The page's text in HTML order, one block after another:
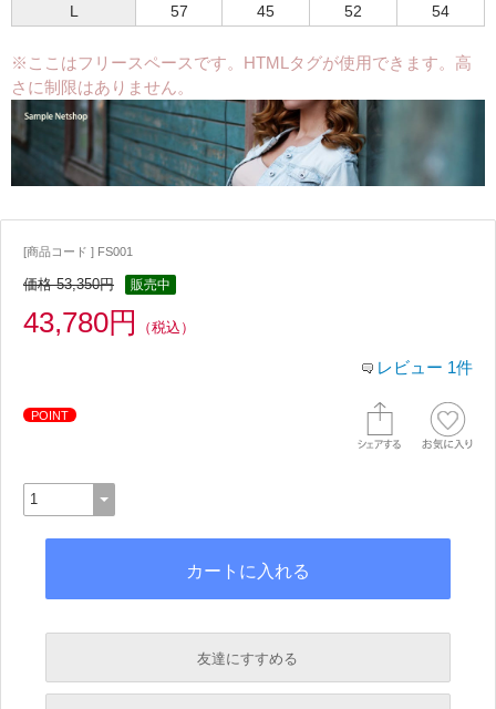
L
57 45 52 54
※ここはフリースペースです。HTMLタグが使用できます。高
さに制限はありません。
[商品コード ] FS001
価格 53,350円 販売中
43,780円 （税込）
レビュー 1件
POINT
友達にすすめる
必須